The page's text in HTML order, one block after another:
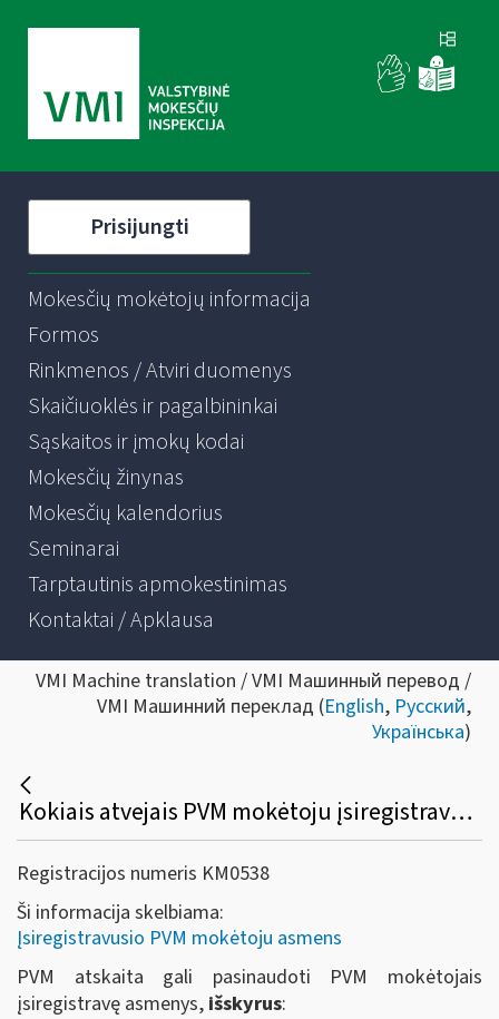
Prisijungti
Mokesčių mokėtojų informacija
Formos
Rinkmenos / Atviri duomenys
Skaičiuoklės ir pagalbininkai
Sąskaitos ir įmokų kodai
Mokesčių žinynas
Mokesčių kalendorius
Seminarai
Tarptautinis apmokestinimas
Kontaktai / Apklausa
VMI Machine translation / VMI Машинный перевод /
VMI Машинний переклад (English, Русский,
Українська)
Kokiais atvejais PVM mokėtoju įsiregistravęs asmuo gali atskaityti įsigytų prekių ar paslaugų pirkimo (importo) PVM?
Registracijos numeris KM0538
Ši informacija skelbiama:
Įsiregistravusio PVM mokėtoju asmens
PVM atskaita gali pasinaudoti PVM mokėtojais
įsiregistravę asmenys, išskyrus: